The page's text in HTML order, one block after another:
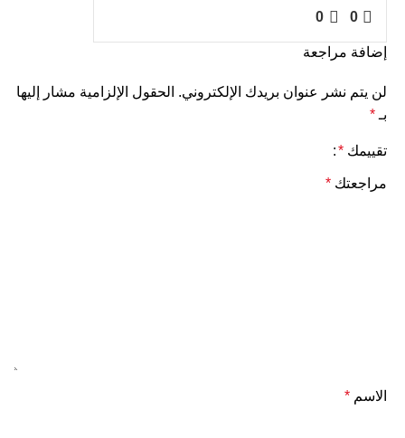
0
0
إضافة مراجعة
لن يتم نشر عنوان بريدك الإلكتروني. الحقول الإلزامية مشار إليها
بـ *
تقييمك *
مراجعتك *
الاسم *